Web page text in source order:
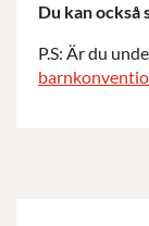
Du kan också
P.S: Är du